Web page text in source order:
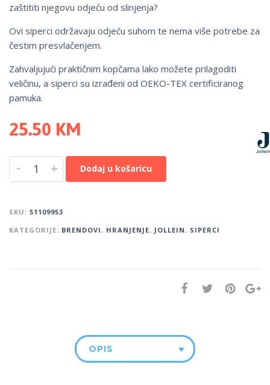
zaštititi njegovu odjeću od slinjenja?
Ovi siperci održavaju odjeću suhom te nema više potrebe za
čestim presvlačenjem.
Zahvaljujući praktičnim kopčama lako možete prilagoditi
veličinu, a siperci su izrađeni od OEKO-TEX certificiranog
pamuka.
25.50 KM
- + Dodaj u košaricu
SKU: 51109953
KATEGORIJE: BRENDOVI, HRANJENJE, JOLLEIN, SIPERCI
OPIS